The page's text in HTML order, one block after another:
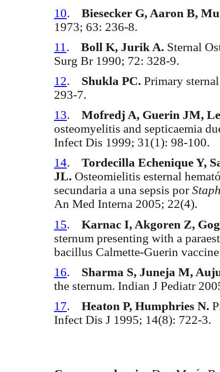
10. Biesecker G, Aaron B,
1973; 63: 236-8.
11 . Boll K, Jurik A. Sternal
Surg Br 1990; 72: 328-9.
12. Shukla PC. Primary
293-7.
13. Mofredj A, Guerin JM,
osteomyelitis and septicaemia
Infect Dis 1999; 31(1): 98-100.
14. Tordecilla Echenique Y,
JL. Osteomielitis esternal
secundaria a una sepsis por
An Med Interna 2005; 22(4).
15. Karnac I, Akgoren Z,
sternum presenting with a
bacillus Calmette-Guerin
16. Sharma S, Juneja M,
the sternum. Indian J Pediatr
17. Heaton P, Humphries N.
Infect Dis J 1995; 14(8): 722-3.